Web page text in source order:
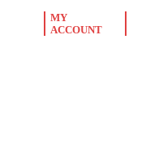
MY
ACCOUNT